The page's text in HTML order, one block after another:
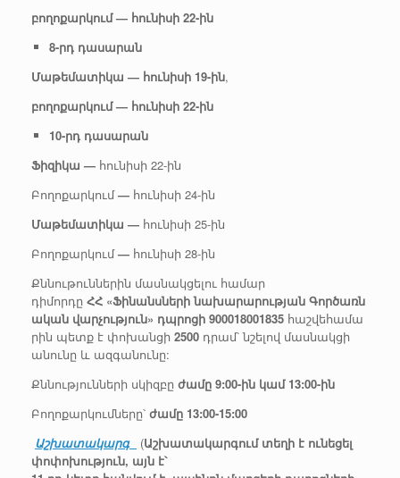
բողոքարկում — հունիսի 22-ին
8-րդ դասարան
Մաթեմատիկա — հունիսի 19-ին,
բողոքարկում — հունիսի 22-ին
10-րդ դասարան
Ֆիզիկա — հունիսի 22-ին
Բողոքարկում— հունիսի 24-ին
Մաթեմատիկա — հունիսի 25-ին
Բողոքարկում— հունիսի 28-ին
Քննութուններին մասնակցելու համար
դիմորդը ՀՀ «Ֆինանսների նախարարության Գործառն
ական վարչություն» դպրոցի 900018001835 հաշվեհամա
րին պետք է փոխանցի 2500 դրամ՝ նշելով մասնակցի
անունը և ազգանունը:
Քննությունների սկիզբը ժամը 9:00-ին կամ 13:00-ին
Բողոքարկումները՝ ժամը 13:00-15:00
Աշխատակարգ
(Աշխատակարգում տեղի է ունեցել
փոփոխություն, այն է՝